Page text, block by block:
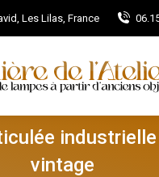
Les Lilas, France
industrielle
vintage